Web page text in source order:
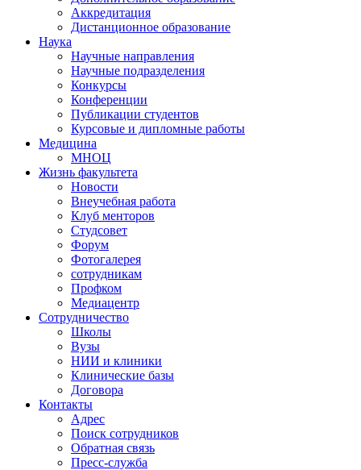
Аккредитация
Дистанционное образование
Наука
Научные направления
Научные подразделения
Конкурсы
Конференции
Публикации студентов
Курсовые и дипломные работы
Медицина
МНОЦ
Жизнь факультета
Новости
Внеучебная работа
Клуб менторов
Студсовет
Форум
Фотогалерея
сотрудникам
Профком
Медиацентр
Сотрудничество
Школы
Вузы
НИИ и клиники
Клинические базы
Договора
Контакты
Адрес
Поиск сотрудников
Обратная связь
Пресс-служба